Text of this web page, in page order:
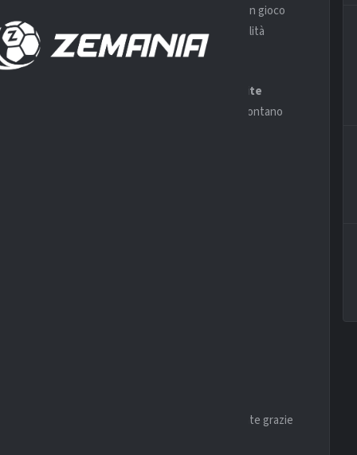
sulle fasce e capacità di creare occasioni con gioco
il55% di vittorie, mostrando però qualche fragilità
con il
65% di vittorie nelle ultime partite
al
, dimostrando competitività anche lontano
nelle combinazioni offensive.
rappresenta una minaccia costante grazie